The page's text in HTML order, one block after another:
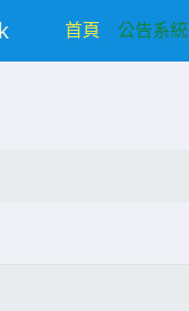
首頁(current)
公告系統